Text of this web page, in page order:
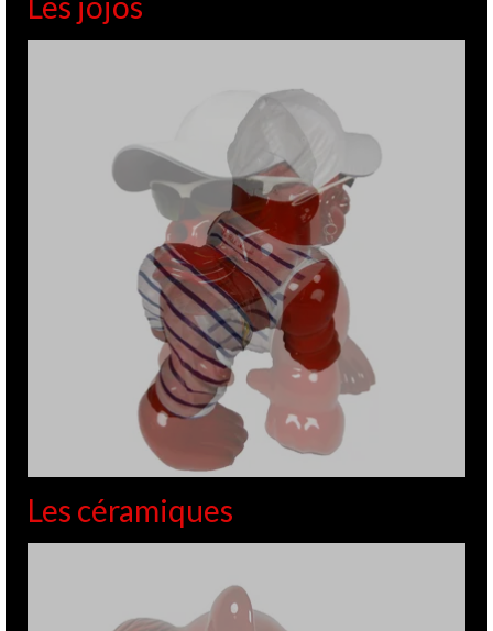
MAI 2016
Exposition Galerie
ACTUALITES EXPOS - SALONS
Un grand merci à Pascal et Sylvie Platini pour l’organisation
de cette exposition avec le peintre Hank China. L’occasion
de présenter quelques nouveautés…
David ZELLER Galerie Sylvie Platini , Lyon